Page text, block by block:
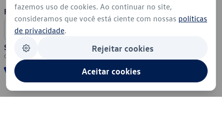
Formas de Pagamento
Segurança
fazemos uso de cookies. Ao continuar no site,
consideramos que você está ciente com nossas políticas
de privacidade.
Rejeitar cookies
Aceitar cookies